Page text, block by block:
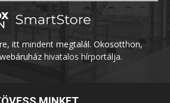
itt mindent megtalál. Okosotthon,
hivatalos hírportálja.